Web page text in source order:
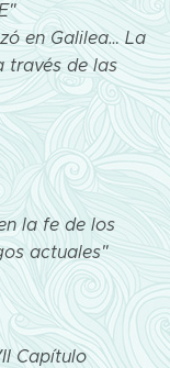
en Galilea… La
través de las
la fe de los
actuales"
Capítulo